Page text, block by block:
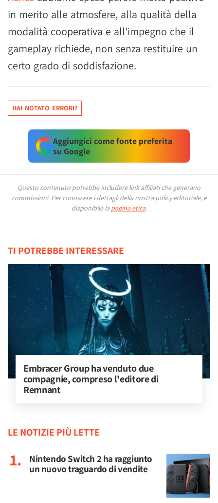
in merito alle atmosfere, alla qualità della
modalità cooperativa e all'impegno che il
gameplay richiede, non senza restituire un
certo grado di soddisfazione.
HAI NOTATO ERRORI?
Aggiungici come fonte preferita
su Google
Questo contenuto potrebbe includere link affiliati che generano
commissioni. Per conoscere i dettagli della nostra policy editoriale, è
disponibile la pagina etica.
TI POTREBBE INTERESSARE
Embracer Group ha venduto due
compagnie, compreso l'editore di
Remnant
LE NOTIZIE PIÙ LETTE
Nintendo Switch 2 ha raggiunto
un nuovo traguardo di vendite